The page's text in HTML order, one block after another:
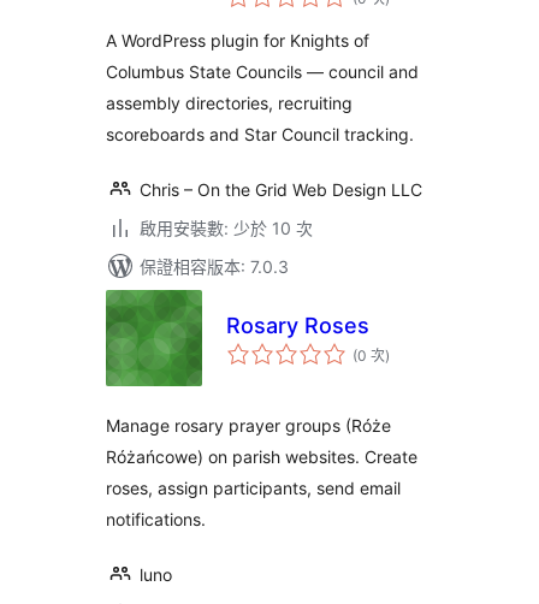
分
A WordPress plugin for Knights of
Columbus State Councils — council and
assembly directories, recruiting
scoreboards and Star Council tracking.
Chris – On the Grid Web Design LLC
啟用安裝數: 少於 10 次
保證相容版本: 7.0.3
Rosary Roses
(0 次評
分)
Manage rosary prayer groups (Róże
Różańcowe) on parish websites. Create
roses, assign participants, send email
notifications.
luno